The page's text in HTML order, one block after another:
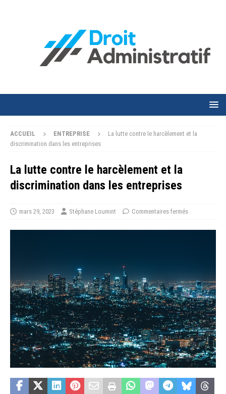
ACCUEIL ENTREPRISE
La lutte contre le harcèlement et la
discrimination dans les entreprises
La lutte contre le harcèlement et la
discrimination dans les entreprises
mars 29, 2023 Stéphane Loumint Commentaires fermés